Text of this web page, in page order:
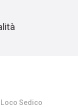
Loco Sedico